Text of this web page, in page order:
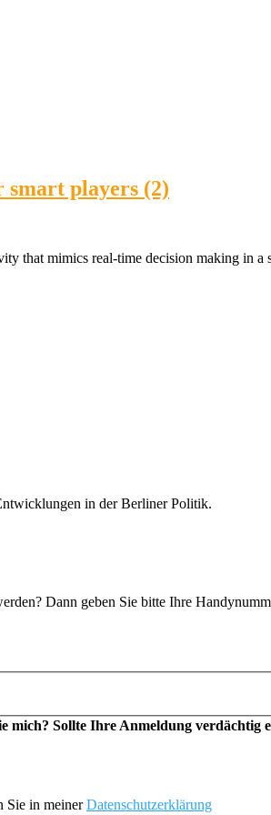
smart players (2)
that mimics real-time decision making in
in der Berliner Politik.
Dann geben Sie bitte Ihre
mich? Sollte Ihre Anmeldung
Sie in meinerDatenschutzerklärung